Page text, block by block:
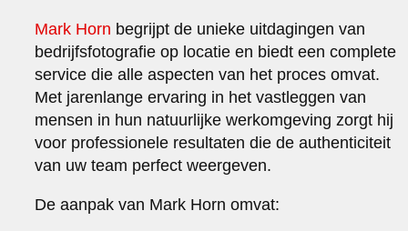
Mark Horn begrijpt de unieke uitdagingen van
bedrijfsfotografie op locatie en biedt een complete
service die alle aspecten van het proces omvat.
Met jarenlange ervaring in het vastleggen van
mensen in hun natuurlijke werkomgeving zorgt hij
voor professionele resultaten die de authenticiteit
van uw team perfect weergeven.
De aanpak van Mark Horn omvat: